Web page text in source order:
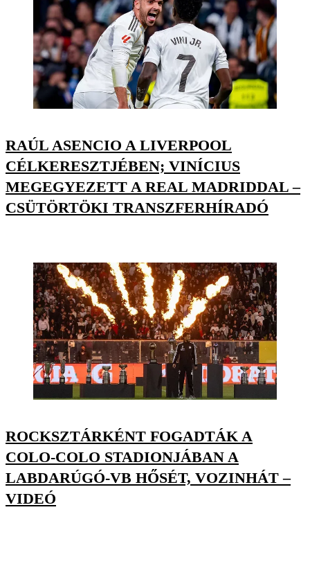
RAÚL ASENCIO A LIVERPOOL
CÉLKERESZTJÉBEN; VINÍCIUS
MEGEGYEZETT A REAL MADRIDDAL –
CSÜTÖRTÖKI TRANSZFERHÍRADÓ
ROCKSZTÁRKÉNT FOGADTÁK A
COLO-COLO STADIONJÁBAN A
LABDARÚGÓ-VB HŐSÉT, VOZINHÁT –
VIDEÓ